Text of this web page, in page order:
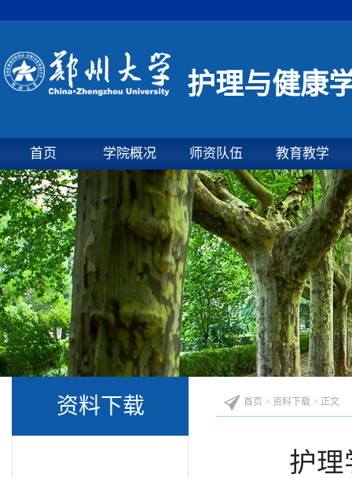
护理与健康
首页 学院概况 师资队伍 教育教学
资料下载 首页 > 资料下载 > 正文
护理